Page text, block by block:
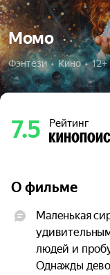
Момо
Фэнтези  •  Кино  •  12+
7.5 Рейтинг
О фильме
Маленькая
людей и
Однажды